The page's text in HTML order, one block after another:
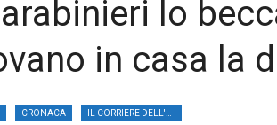
lo
in casa la
CRONACA